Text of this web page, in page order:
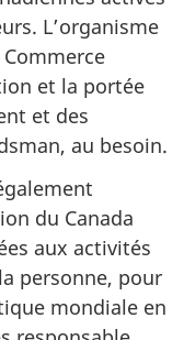
L’organisme
et la portée
et des
au besoin.
du Canada
aux activités
personne, pour
mondiale en